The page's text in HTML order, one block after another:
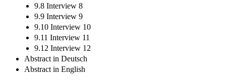
9.8 Interview 8
9.9 Interview 9
9.10 Interview 10
9.11 Interview 11
9.12 Interview 12
Abstract in Deutsch
Abstract in English